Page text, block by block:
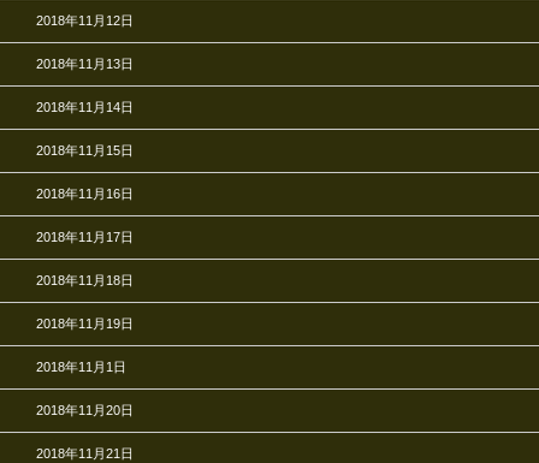
2018年11月12日
2018年11月13日
2018年11月14日
2018年11月15日
2018年11月16日
2018年11月17日
2018年11月18日
2018年11月19日
2018年11月1日
2018年11月20日
2018年11月21日